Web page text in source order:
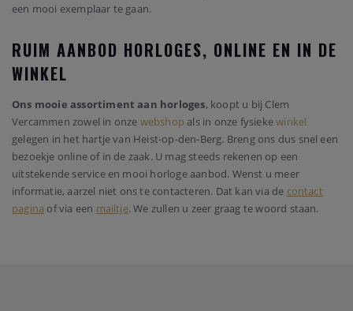
een mooi exemplaar te gaan.
RUIM AANBOD HORLOGES, ONLINE EN IN DE
WINKEL
Ons mooie assortiment aan horloges, koopt u bij Clem
Vercammen zowel in onze webshop als in onze fysiekewinkel
gelegen in het hartje van Heist-op-den-Berg. Breng ons dus snel een
bezoekje online of in de zaak. U mag steeds rekenen op een
uitstekende service en mooi horloge aanbod. Wenst u meer
informatie, aarzel niet ons te contacteren. Dat kan via de contact
pagina of via een mailtje. We zullen u zeer graag te woord staan.